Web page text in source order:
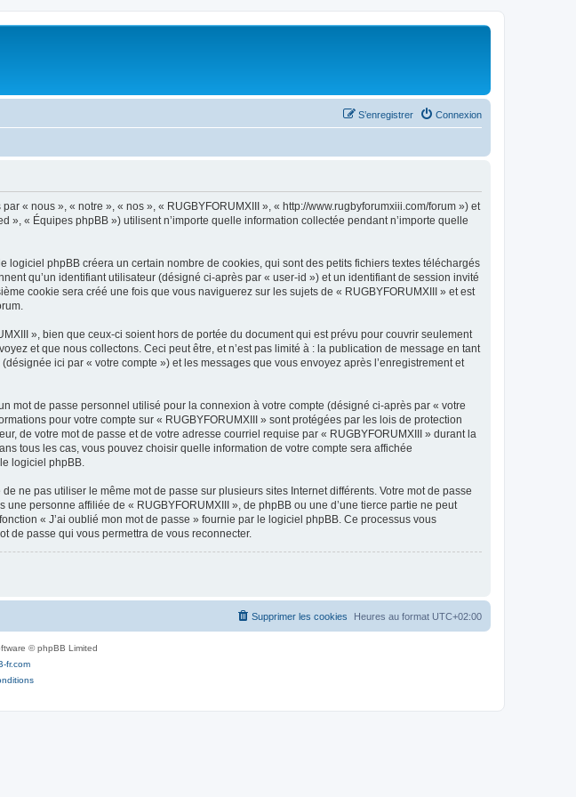
Connexion
S’enregistrer
« nous », « notre », « nos », « RUGBYFORUMXIII », « http://www.rugbyforumxiii.com/forum ») et
« Équipes phpBB ») utilisent n’importe quelle information collectée pendant n’importe quelle
phpBB créera un certain nombre de cookies, qui sont des petits fichiers textes téléchargés
qu’un identifiant utilisateur (désigné ci-après par « user-id ») et un identifiant de session invité
cookie sera créé une fois que vous naviguerez sur les sujets de « RUGBYFORUMXIII » et est
», bien que ceux-ci soient hors de portée du document qui est prévu pour couvrir seulement
et que nous collectons. Ceci peut être, et n’est pas limité à : la publication de message en tant
ici par « votre compte ») et les messages que vous envoyez après l’enregistrement et
mot de passe personnel utilisé pour la connexion à votre compte (désigné ci-après par « votre
pour votre compte sur « RUGBYFORUMXIII » sont protégées par les lois de protection
de votre mot de passe et de votre adresse courriel requise par « RUGBYFORUMXIII » durant la
tous les cas, vous pouvez choisir quelle information de votre compte sera affichée
logiciel phpBB.
ne pas utiliser le même mot de passe sur plusieurs sites Internet différents. Votre mot de passe
personne affiliée de « RUGBYFORUMXIII », de phpBB ou une d’une tierce partie ne peut
« J’ai oublié mon mot de passe » fournie par le logiciel phpBB. Ce processus vous
de passe qui vous permettra de vous reconnecter.
Heures au format UTC+02:00
Supprimer les cookies
© phpBB Limited
fr.com